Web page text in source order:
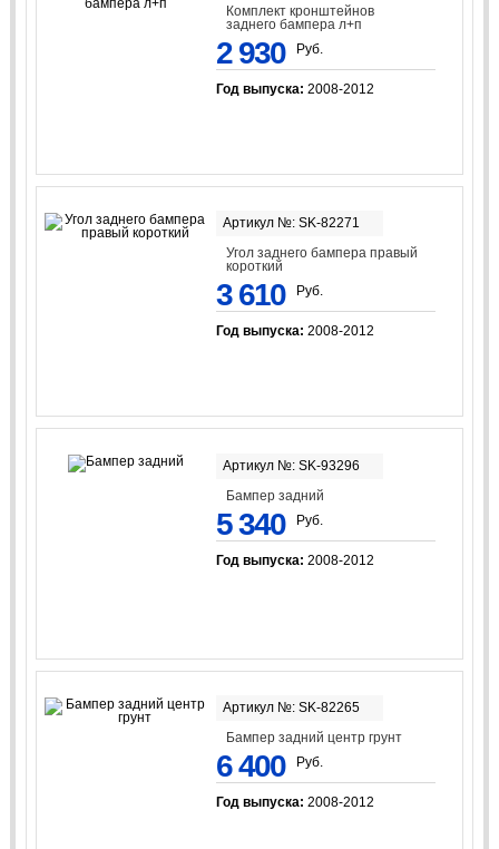
Комплект кронштейнов
заднего бампера л+п
2 930 Руб.
Год выпуска: 2008-2012
Артикул №: SK-82271
Угол заднего бампера правый
короткий
3 610 Руб.
Год выпуска: 2008-2012
Артикул №: SK-93296
Бампер задний
5 340 Руб.
Год выпуска: 2008-2012
Артикул №: SK-82265
Бампер задний центр грунт
6 400 Руб.
Год выпуска: 2008-2012